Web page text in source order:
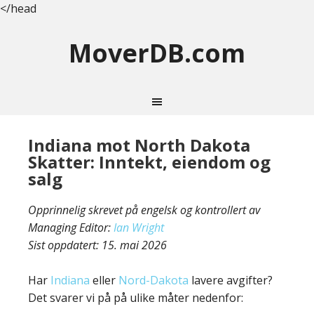
</head
MoverDB.com
Indiana mot North Dakota
Skatter: Inntekt, eiendom og
salg
Opprinnelig skrevet på engelsk og kontrollert av
Managing Editor:Ian Wright
Sist oppdatert: 15. mai 2026
Har Indiana eller Nord-Dakota lavere avgifter?
Det svarer vi på på ulike måter nedenfor: